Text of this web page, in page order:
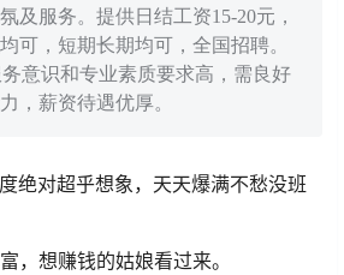
及服务。提供日结工资15-20元，
可，短期长期均可，全国招聘。
意识和专业素质要求高，需良好
，薪资待遇优厚。
绝对超乎想象，天天爆满不愁没班
，想赚钱的姑娘看过来。